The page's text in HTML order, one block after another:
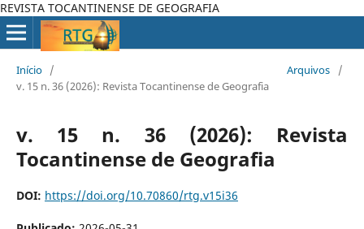
REVISTA TOCANTINENSE DE GEOGRAFIA
Início / Arquivos
/
v. 15 n. 36 (2026): Revista Tocantinense de Geografia
v. 15 n. 36 (2026): Revista
Tocantinense de Geografia
DOI: https://doi.org/10.70860/rtg.v15i36